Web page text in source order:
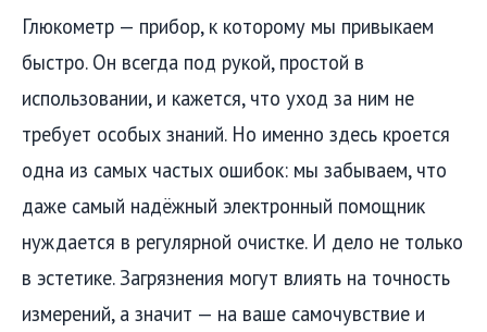
Глюкометр — прибор, к которому мы привыкаем
быстро. Он всегда под рукой, простой в
использовании, и кажется, что уход за ним не
требует особых знаний. Но именно здесь кроется
одна из самых частых ошибок: мы забываем, что
даже самый надёжный электронный помощник
нуждается в регулярной очистке. И дело не только
в эстетике. Загрязнения могут влиять на точность
измерений, а значит — на ваше самочувствие и